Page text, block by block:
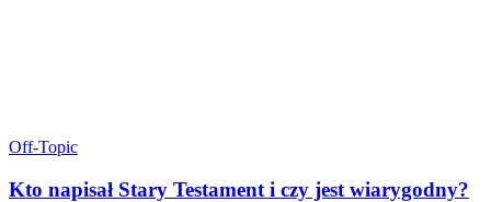
Off-Topic
Kto napisał Stary Testament i czy jest wiarygodny?